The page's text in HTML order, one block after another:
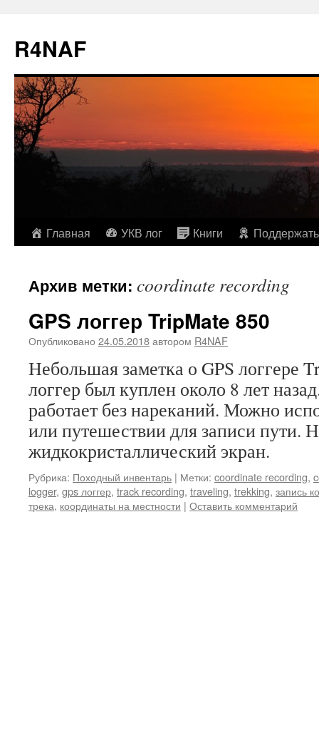
R4NAF
Перейти
содержимому
Главная УКВ лог Книги Поддержать
Архив метки: coordinate recording
GPS логгер TripMate 850
Опубликовано 24.05.2018автором R4NAF
Небольшая заметка о GPS логгере
логгер был куплен около 8 лет
работает без нареканий. Можно
или путешествии для записи пути.
жидкокристаллический экран.
Рубрика: Походный инвентарь | Метки: coordinate recording,
logger, gps логгер, track recording, traveling, trekking, запись
трека, координаты на местности | Оставить комментарий